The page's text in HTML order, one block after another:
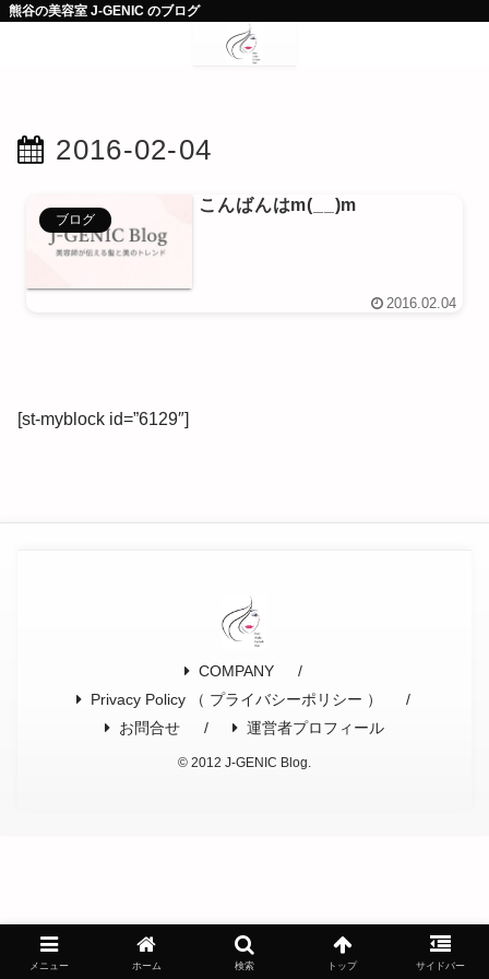
熊谷の美容室 J-GENIC のブログ
2016-02-04
ブログ
こんばんはm(__)m
2016.02.04
[st-myblock id=”6129″]
COMPANY
Privacy Policy （ プライバシーポリシー ）
お問合せ
運営者プロフィール
© 2012 J-GENIC Blog.
メニュー ホーム 検索 トップ サイドバー